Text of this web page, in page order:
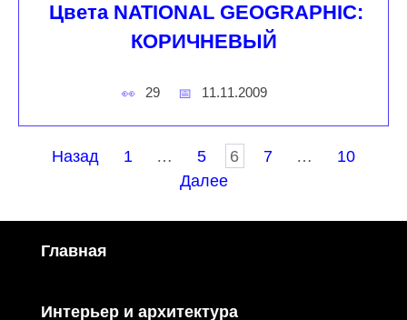
Цвета NATIONAL GEOGRAPHIC:
КОРИЧНЕВЫЙ
29 11.11.2009
Пагинация
Назад 1 … 5 6 7 …
10
Далее
Главная
Интерьер и архитектура